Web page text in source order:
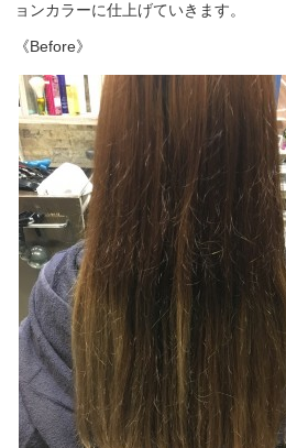
ョンカラーに仕上げていきます。
《Before》